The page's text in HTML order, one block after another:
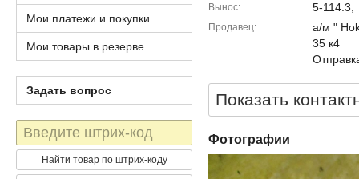
Вынос 5-114.3,
Продавец
а/м "
35 к4
Показать
Фотографии
Мои платежи и покупки
Мои товары в резерве
Задать вопрос
Штрих-
код
Найти товар по штрих-коду